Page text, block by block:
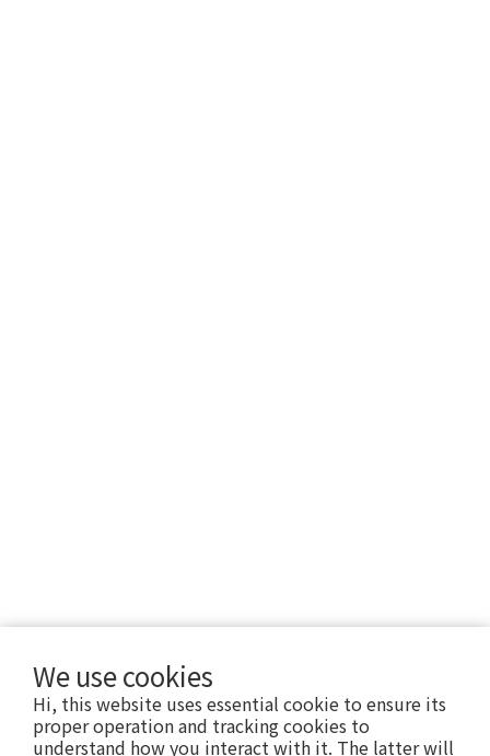
We use cookies
Hi, this website uses essential cookie to ensure its
proper operation and tracking cookies to
understand how you interact with it. The latter will